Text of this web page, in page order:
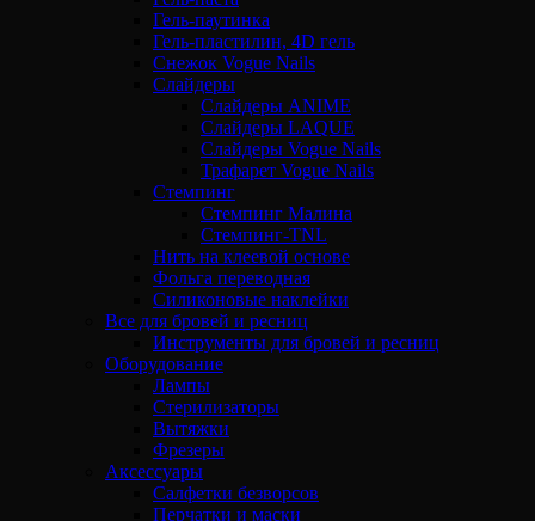
Гель-паутинка
Гель-пластилин, 4D гель
Снежок Vogue Nails
Слайдеры
Слайдеры ANIME
Слайдеры LAQUE
Слайдеры Vogue Nails
Трафарет Vogue Nails
Стемпинг
Стемпинг Малина
Стемпинг-TNL
Нить на клеевой основе
Фольга переводная
Силиконовые наклейки
Все для бровей и ресниц
Инструменты для бровей и ресниц
Оборудование
Лампы
Стерилизаторы
Вытяжки
Фрезеры
Аксессуары
Салфетки безворсов
Перчатки и маски